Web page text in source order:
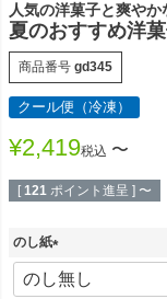
人気の洋菓子と爽や
夏のおすすめ洋
商品番号 gd345
クール便（冷凍）
¥2,419税込 〜
[ 121 ポイント進呈 ] 〜
のし紙
必